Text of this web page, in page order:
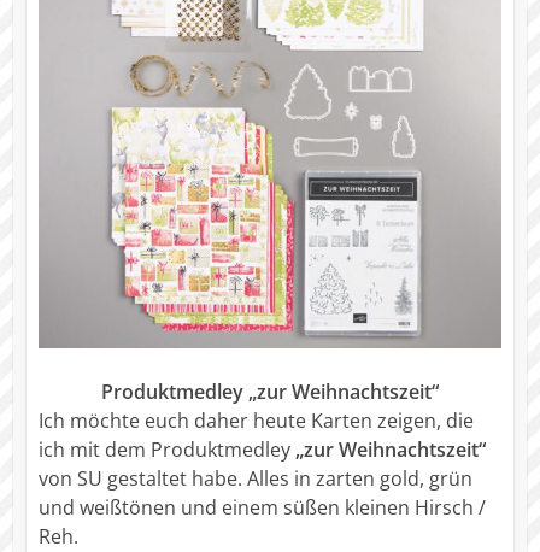
Produktmedley „zur Weihnachtszeit“
Ich möchte euch daher heute Karten zeigen, die
ich mit dem Produktmedley „zur Weihnachtszeit“
von SU gestaltet habe. Alles in zarten gold, grün
und weißtönen und einem süßen kleinen Hirsch /
Reh.